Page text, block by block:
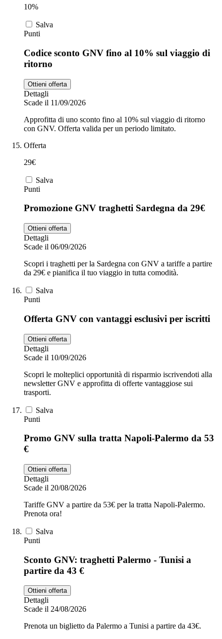
10%
Salva
Punti
Codice sconto GNV fino al 10% sul viaggio di
ritorno
Ottieni offerta
Dettagli
Scade il 11/09/2026
Approfitta di uno sconto fino al 10% sul viaggio di ritorno
con GNV. Offerta valida per un periodo limitato.
Offerta
29€
Salva
Punti
Promozione GNV traghetti Sardegna da 29€
Ottieni offerta
Dettagli
Scade il 06/09/2026
Scopri i traghetti per la Sardegna con GNV a tariffe a partire
da 29€ e pianifica il tuo viaggio in tutta comodità.
Salva
Punti
Offerta GNV con vantaggi esclusivi per iscritti
Ottieni offerta
Dettagli
Scade il 10/09/2026
Scopri le molteplici opportunità di risparmio iscrivendoti alla
newsletter GNV e approfitta di offerte vantaggiose sui
trasporti.
Salva
Punti
Promo GNV sulla tratta Napoli-Palermo da 53
€
Ottieni offerta
Dettagli
Scade il 20/08/2026
Tariffe GNV a partire da 53€ per la tratta Napoli-Palermo.
Prenota ora!
Salva
Punti
Sconto GNV: traghetti Palermo - Tunisi a
partire da 43 €
Ottieni offerta
Dettagli
Scade il 24/08/2026
Prenota un biglietto da Palermo a Tunisi a partire da 43€.